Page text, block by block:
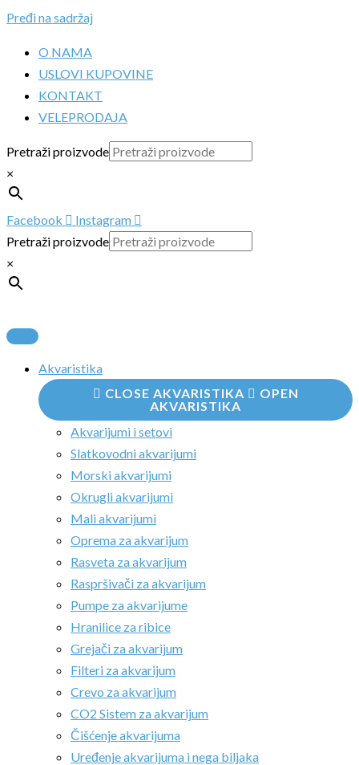
Pređi na sadržaj
O NAMA
USLOVI KUPOVINE
KONTAKT
VELEPRODAJA
Pretraži proizvode
×
Facebook
Instagram
Pretraži proizvode
×
Akvaristika
CLOSE AKVARISTIKA
OPEN
AKVARISTIKA
Akvarijumi i setovi
Slatkovodni akvarijumi
Morski akvarijumi
Okrugli akvarijumi
Mali akvarijumi
Oprema za akvarijum
Rasveta za akvarijum
Raspršivači za akvarijum
Pumpe za akvarijume
Hranilice za ribice
Grejači za akvarijum
Filteri za akvarijum
Crevo za akvarijum
CO2 Sistem za akvarijum
Čišćenje akvarijuma
Uređenje akvarijuma i nega biljaka